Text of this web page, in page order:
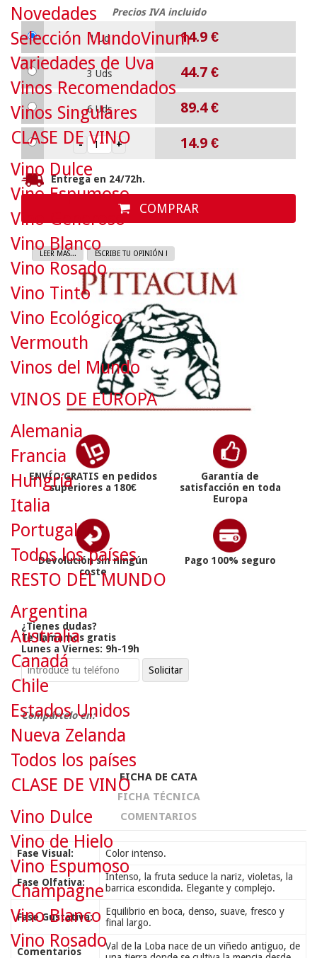
Precios IVA incluido
1 Ud 14.9 €
3 Uds 44.7 €
6 Uds 89.4€
14.9 €
Entrega en 24/72h.
COMPRAR
LEER MAS... ESCRIBE TU OPINIÓN !
ENVÍO GRATIS en pedidos
superiores a 180€
Garantía de
satisfacción en toda
Europa
Devolución sin ningún
coste
Pago 100% seguro
¿Tienes dudas?
Te llamamos gratis
Lunes a Viernes: 9h-19h
Compártelo en:
FICHA DE CATA
FICHA TÉCNICA
COMENTARIOS
Fase Visual: Color intenso.
Fase Olfativa:
Intenso, la fruta seduce la nariz, violetas, la
barrica escondida. Elegante y complejo.
Fase Gustativa:
Equilibrio en boca, denso, suave, fresco y
final largo.
Comentarios
Val de la Loba nace de un viñedo antiguo, de
Novedades
Selección MundoVinum
Variedades de Uva
Vinos Recomendados
Vinos Singulares
CLASE DE VINO
Vino Dulce
Vino Espumoso
Vino Generoso
Vino Blanco
Vino Rosado
Vino Tinto
Vino Ecológico
Vermouth
Vinos del Mundo
VINOS DE EUROPA
Alemania
Francia
Hungría
Italia
Portugal
Todos los países
RESTO DEL MUNDO
Argentina
Australia
Canadá
Chile
Estados Unidos
Nueva Zelanda
Todos los países
CLASE DE VINO
Vino Dulce
Vino de Hielo
Vino Espumoso
Champagne
Vino Blanco
Vino Rosado